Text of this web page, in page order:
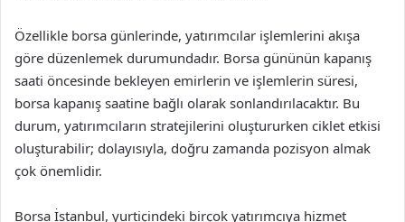
Özellikle borsa günlerinde, yatırımcılar işlemlerini akışa
göre düzenlemek durumundadır. Borsa gününün kapanış
saati öncesinde bekleyen emirlerin ve işlemlerin süresi,
borsa kapanış saatine bağlı olarak sonlandırılacaktır. Bu
durum, yatırımcıların stratejilerini oluştururken ciklet etkisi
oluşturabilir; dolayısıyla, doğru zamanda pozisyon almak
çok önemlidir.
Borsa İstanbul, yurtiçindeki birçok yatırımcıya hizmet